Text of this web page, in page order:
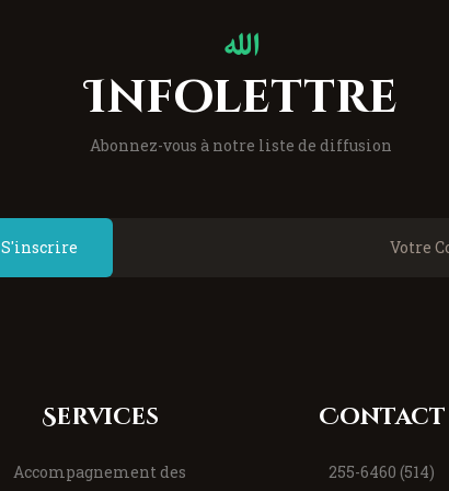
Infolettre
Abonnez-vous à notre liste de diffusion
S'inscrire
Services
Accompagnement des
Contact
(514) 255-6460